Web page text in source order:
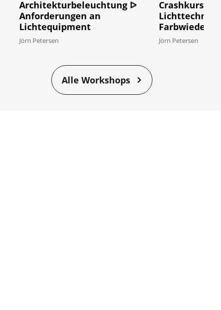
Architekturbeleuchtung ᐅ
Anforderungen an
Lichtequipment
Jörn Petersen
Crashkurs:
Lichttechnik
Jörn Petersen
Alle Workshops